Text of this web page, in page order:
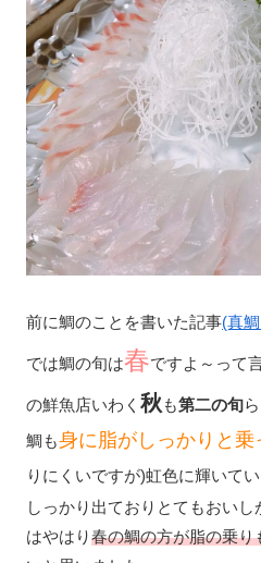
前に鯛のことを書いた記事(真
では鯛の旬は春ですよ～って
の鮮魚店いわく 秋 も第二の旬
鯛も身に脂がしっかりと乗
りにくいですが)虹色に輝いてい
しっかり出ておりとてもおい
はやはり春の鯛の方が脂の乗